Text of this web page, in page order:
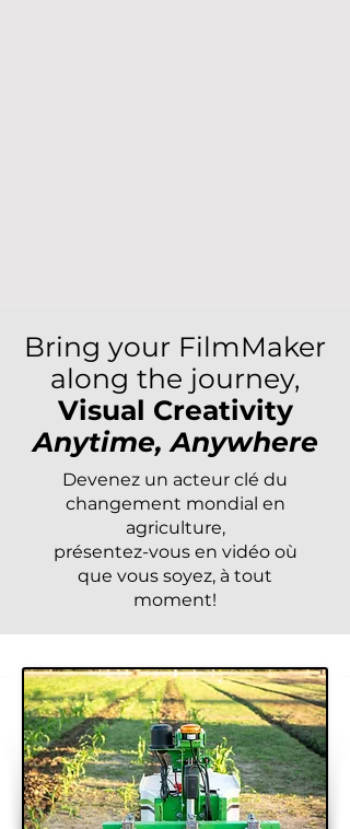
Bring your FilmMaker
along the journey,
Visual Creativity
Anytime, Anywhere
Devenez un acteur clé du
changement mondial en
agriculture,
présentez-vous en vidéo où
que vous soyez, à tout
moment!